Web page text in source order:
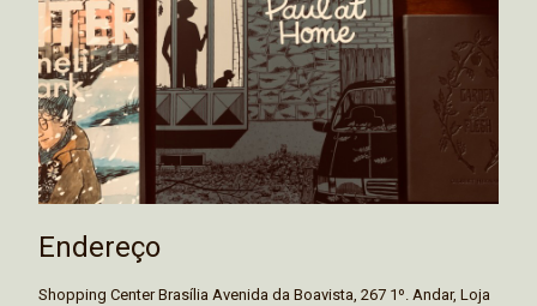
Endereço
Shopping Center Brasília Avenida da Boavista, 267 1º. Andar, Loja